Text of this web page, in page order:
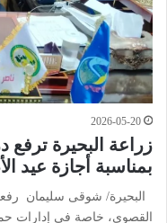
2026-05-20
زراعة البحيرة ترفع
بمناسبة أجازة عيد
البحيرة/ شوقى سليمان رفعت
القصوى، خاصة في إدارات